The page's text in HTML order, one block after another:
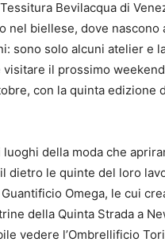
Bevilacqua di
nel biellese, dove nascono
sono solo alcuni atelier e
il prossimo
con la quinta edizione
luoghi della moda che
dietro le quinte del loro
Omega, le cui
della Quinta Strada a
vedere l’Ombrellificio